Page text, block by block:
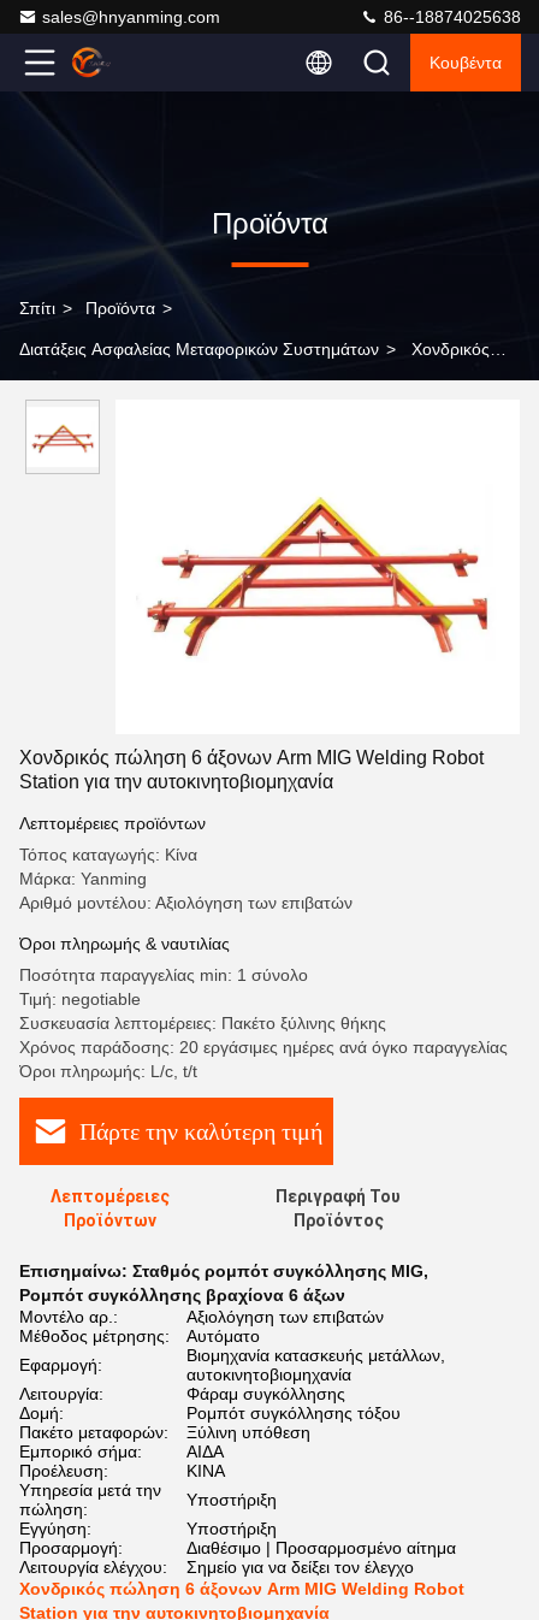
sales@hnyanming.com 86--18874025638
Κουβέντα
Προϊόντα
Σπίτι > Προϊόντα >
Διατάξεις Ασφαλείας Μεταφορικών Συστημάτων > Χονδρικός
αυτοκινητοβιομηχανία
Χονδρικός πώληση 6 άξονων Arm MIG Welding Robot
Station για την αυτοκινητοβιομηχανία
Λεπτομέρειες προϊόντων
Τόπος καταγωγής: Κίνα
Μάρκα: Yanming
Αριθμό μοντέλου: Αξιολόγηση των επιβατών
Όροι πληρωμής & ναυτιλίας
Ποσότητα παραγγελίας min: 1 σύνολο
Τιμή: negotiable
Συσκευασία λεπτομέρειες: Πακέτο ξύλινης θήκης
Χρόνος παράδοσης: 20 εργάσιμες ημέρες ανά όγκο παραγγελίας
Όροι πληρωμής: L/c, t/t
Πάρτε την καλύτερη τιμή
Λεπτομέρειες
Προϊόντων
Περιγραφή Του
Προϊόντος
Επισημαίνω: Σταθμός ρομπότ συγκόλλησης MIG,
Ρομπότ συγκόλλησης βραχίονα 6 άξων
Μοντέλο αρ.:
Αξιολόγηση των επιβατών
Μέθοδος μέτρησης:
Αυτόματο
Εφαρμογή:
Βιομηχανία κατασκευής μετάλλων,
αυτοκινητοβιομηχανία
Λειτουργία:
Φάραμ συγκόλλησης
Δομή:
Ρομπότ συγκόλλησης τόξου
Πακέτο μεταφορών:
Ξύλινη υπόθεση
Εμπορικό σήμα:
ΑΙΔΑ
Προέλευση:
ΚΙΝΑ
Υπηρεσία μετά την
πώληση:
Υποστήριξη
Εγγύηση:
Υποστήριξη
Προσαρμογή:
Διαθέσιμο | Προσαρμοσμένο αίτημα
Λειτουργία ελέγχου:
Σημείο για να δείξει τον έλεγχο
Χονδρικός πώληση 6 άξονων Arm MIG Welding Robot
Station για την αυτοκινητοβιομηχανία